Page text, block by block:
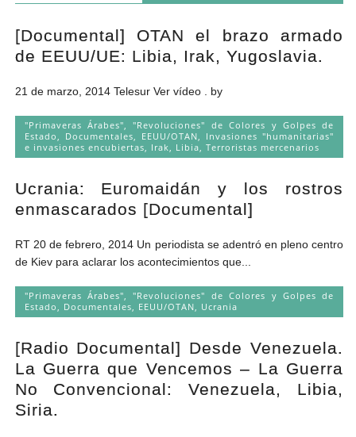
[Documental] OTAN el brazo armado
de EEUU/UE: Libia, Irak, Yugoslavia.
21 de marzo, 2014 Telesur Ver vídeo . by
"Primaveras Árabes", "Revoluciones" de Colores y Golpes de
Estado
Documentales EEUU/OTAN
Invasiones "humanitarias"
e invasiones encubiertas
Irak Libia Terroristas mercenarios
Ucrania: Euromaidán y los rostros
enmascarados [Documental]
RT 20 de febrero, 2014 Un periodista se adentró en pleno centro
de Kiev para aclarar los acontecimientos que...
"Primaveras Árabes", "Revoluciones" de Colores y Golpes de
Estado
Documentales EEUU/OTAN Ucrania
[Radio Documental] Desde Venezuela.
La Guerra que Vencemos – La Guerra
No Convencional: Venezuela, Libia,
Siria.